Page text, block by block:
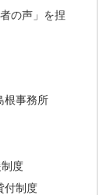
の声」を捏
根事務所
度
付制度